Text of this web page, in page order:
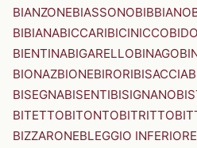
BIANZONEBIASSONOBIBBIANO
BIBIANABICCARIBICINICCO
BIENTINABIGARELLOBINAGO
BIONAZBIONEBIRORIBISACCIA
BISEGNABISENTIBISIGNANO
BITETTOBITONTOBITRITTO
BIZZARONEBLEGGIO INFERIORE